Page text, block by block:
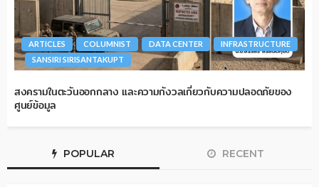
ARTICLES COLUMNIST DATA CENTER
INFRASTRUCTURE
SANSIRI SIRISANTAKUPT
สงครามในตะวันออกกลาง และความกังวลเกี่ยวกับความปลอดภัยของ
ศูนย์ข้อมูล
POPULAR RECENT